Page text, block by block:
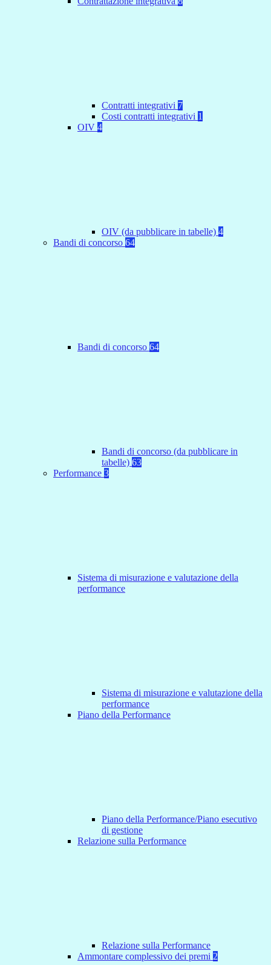
Contratti integrativi 7
Costi contratti integrativi 1
OIV 4
OIV (da pubblicare in tabelle) 4
Bandi di concorso 64
Bandi di concorso 64
Bandi di concorso (da pubblicare in
tabelle) 63
Performance 3
Sistema di misurazione e valutazione della
performance
Sistema di misurazione e valutazione della
performance
Piano della Performance
Piano della Performance/Piano esecutivo
di gestione
Relazione sulla Performance
Relazione sulla Performance
Ammontare complessivo dei premi 2